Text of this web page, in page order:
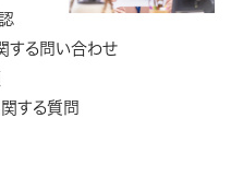
する問い合わせ
する質問